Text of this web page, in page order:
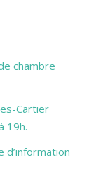
chambre
Cartier
19h.
d’information